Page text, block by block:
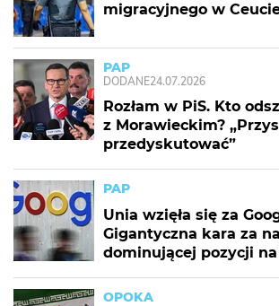
migracyjnego w
PAP
DODANE24.07.2026
Rozłam w PiS. Kto
z Morawieckim?
przedyskutować”
PAP
Unia wzięła się za
Gigantyczna kara za
dominującej pozycji
OPOKA